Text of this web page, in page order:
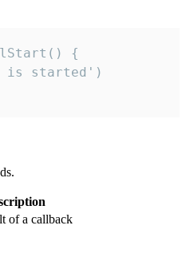
{
is started')
of a callback